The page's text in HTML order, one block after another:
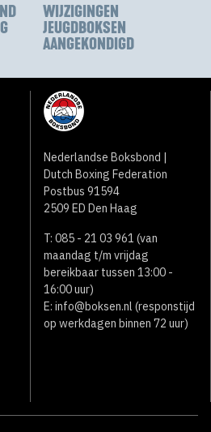
WIJZIGINGEN
JEUGDBOKSEN
AANGEKONDIGD
Nederlandse Boksbond |
Dutch Boxing Federation
Postbus 91594
2509 ED Den Haag
T: 085 - 21 03 961 (van
maandag t/m vrijdag
bereikbaar tussen 13:00 -
16:00 uur)
E: info@boksen.nl (responstijd
op werkdagen binnen 72 uur)